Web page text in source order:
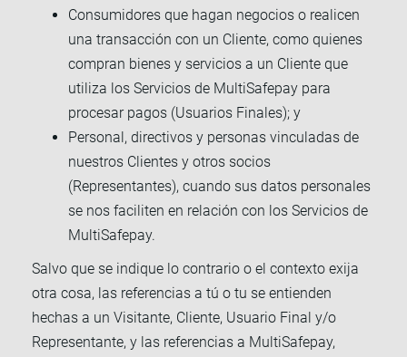
Consumidores que hagan negocios o realicen
una transacción con un Cliente, como quienes
compran bienes y servicios a un Cliente que
utiliza los Servicios de MultiSafepay para
procesar pagos (Usuarios Finales); y
Personal, directivos y personas vinculadas de
nuestros Clientes y otros socios
(Representantes), cuando sus datos personales
se nos faciliten en relación con los Servicios de
MultiSafepay.
Salvo que se indique lo contrario o el contexto exija
otra cosa, las referencias a tú o tu se entienden
hechas a un Visitante, Cliente, Usuario Final y/o
Representante, y las referencias a MultiSafepay,